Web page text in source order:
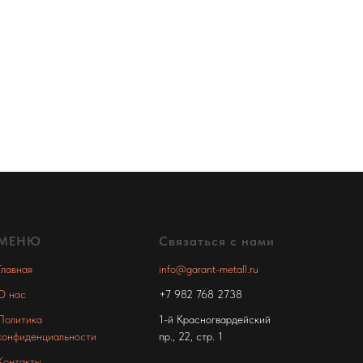
нас
Связаться с нами
info@garant-metall.ru
+7 982 768 2738
1-й Красногвардейский
пр., 22, стр. 1